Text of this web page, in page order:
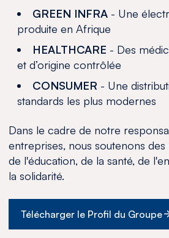
GREEN INFRA - Une
produite en Afrique
HEALTHCARE - Des
et d’origine contrôlée
CONSUMER - Une
standards les plus modernes
Dans le cadre de notre
entreprises, nous soutenons
de l'éducation, de la santé, de
la solidarité.
Télécharger le Profil du Groupe